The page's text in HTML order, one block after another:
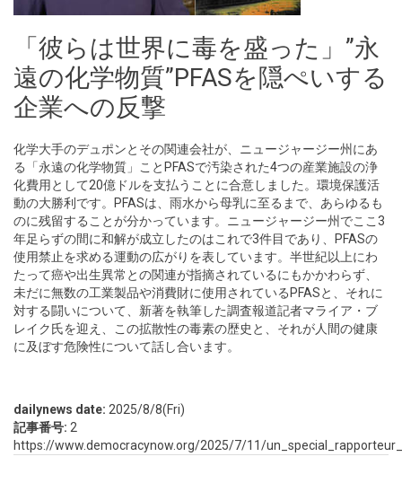
「彼らは世界に毒を盛った」”永
遠の化学物質”PFASを隠ぺいする
企業への反撃
化学大手のデュポンとその関連会社が、ニュージャージー州にあ
る「永遠の化学物質」ことPFASで汚染された4つの産業施設の浄
化費用として20億ドルを支払うことに合意しました。環境保護活
動の大勝利です。PFASは、雨水から母乳に至るまで、あらゆるも
のに残留することが分かっています。ニュージャージー州でここ3
年足らずの間に和解が成立したのはこれで3件目であり、PFASの
使用禁止を求める運動の広がりを表しています。半世紀以上にわ
たって癌や出生異常との関連が指摘されているにもかかわらず、
未だに無数の工業製品や消費財に使用されているPFASと、それに
対する闘いについて、新著を執筆した調査報道記者マライア・ブ
レイク氏を迎え、この拡散性の毒素の歴史と、それが人間の健康
に及ぼす危険性について話し合います。
dailynews date: 2025/8/8(Fri)
記事番号: 2
https://www.democracynow.org/2025/7/11/